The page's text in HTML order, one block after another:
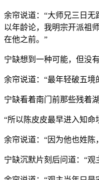
余帘说道：“大师兄三日
以年龄论，我明宗开派祖
在他之前。”
宁缺想到一种可能，但没有
余帘说道：“最年轻破五境
宁缺看着南门前那些残着
“所以陈皮皮最早进入知命
余帘说道：“因为他也姓陈
宁缺沉默片刻后问道：“